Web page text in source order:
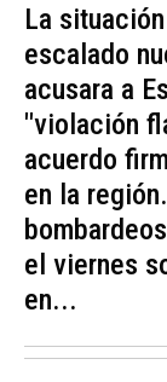
La
escalado
acusara a
"violación
acuerdo
en la
el viernes
en...